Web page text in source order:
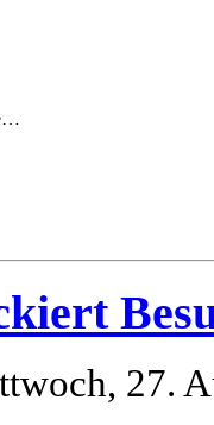
27.